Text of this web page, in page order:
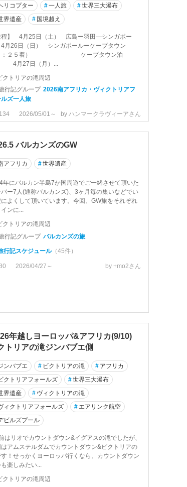
リコプター #一人旅 #世界三大瀑布
界遺産 # 国境越え
程】 4月25日（土） 広島ー羽田―シンガポー
月26日（日） シンガポールーケープタウン
９：２５着） ケープタウン泊
27日（月）...
クトリアの滝周辺
行記グループ 2026南アフリカ・ヴィクトリアフ
ルズ一人旅
134 2026/05/01～ by ハンマークラヴィーアさん
バルカンズのGW
アフリカ #世界遺産
年にバルカン半島7か国周遊でご一緒させて頂いた
バー7人(通称バルカンズ)、3ヶ月毎の集いなどでい
によくして頂いています。今回、GW旅をそれぞれ
ンに...
クトリアの滝周辺
行記グループ バルカンズの旅
行記スケジュール（45件）
2026/04/27～ by +mo2さん
年越しヨーロッパ&アフリカ(9/10)
トリアの滝ジンバブエ側
ンバブエ # ビクトリアの滝 # アフリカ
クトリアフォールズ #世界三大瀑布
界遺産 # ヴィクトリアの滝
ィクトリアフォールズ # エアリンク航空
ビルズプール
はリオでカウントダウン&イグアスの滝でしたが、
アムステルダムでカウントダウン&ビクトリアの
！せっかくヨーロッパ行くなら、カウントダウン
も楽しみたい...
クトリアの滝周辺